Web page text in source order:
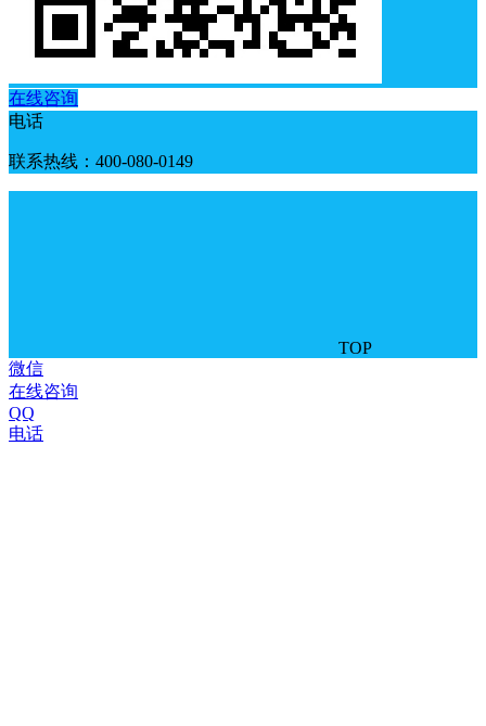
在线咨询
电话
联系热线：400-080-0149
TOP
微信
在线咨询
QQ
电话